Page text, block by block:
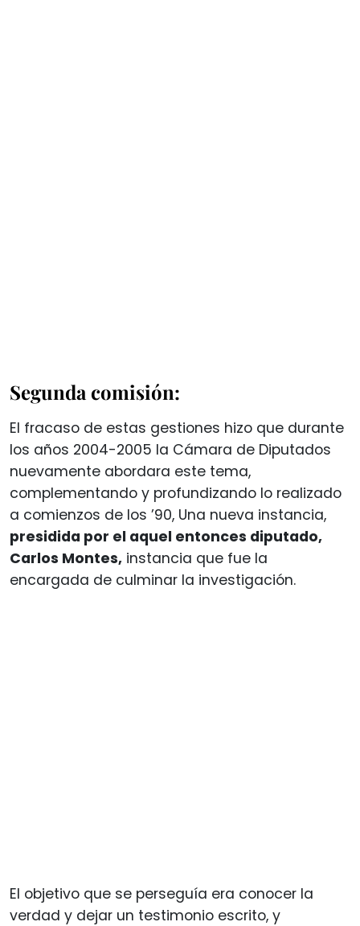
Segunda comisión:
El fracaso de estas gestiones hizo que durante
los años 2004-2005 la Cámara de Diputados
nuevamente abordara este tema,
complementando y profundizando lo realizado
a comienzos de los ’90, Una nueva instancia,
presidida por el aquel entonces diputado,
Carlos Montes, instancia que fue la
encargada de culminar la investigación.
El objetivo que se perseguía era conocer la
verdad y dejar un testimonio escrito, y